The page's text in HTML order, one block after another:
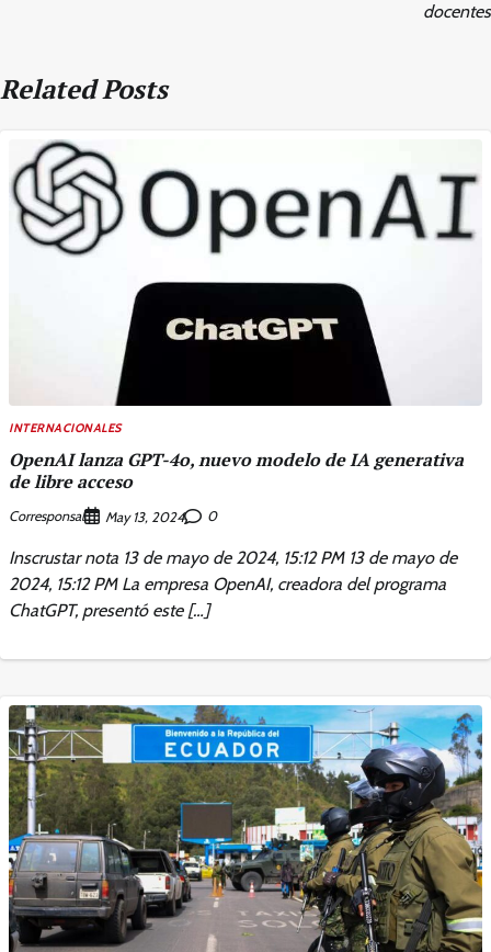
docentes
Related Posts
INTERNACIONALES
OpenAI lanza GPT-4o, nuevo modelo de IA generativa
de libre acceso
Corresponsal May 13, 2024 0
Inscrustar nota 13 de mayo de 2024, 15:12 PM 13 de mayo de
2024, 15:12 PM La empresa OpenAI, creadora del programa
ChatGPT, presentó este […]